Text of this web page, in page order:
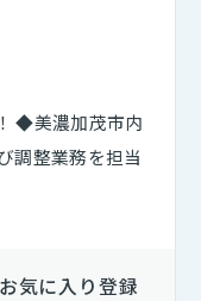
◆美濃加茂市内
調整業務を担当
お気に入り登録